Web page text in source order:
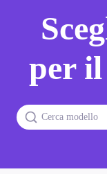
per il